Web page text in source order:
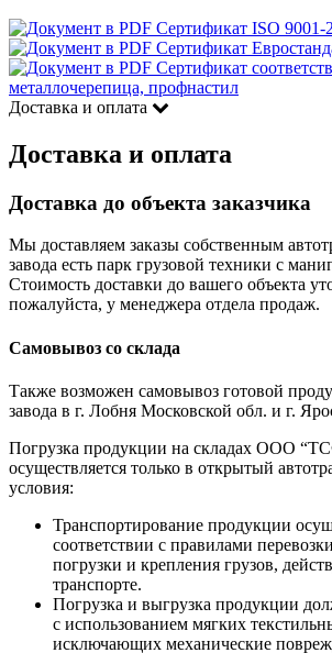
Сертификат ISO 9001-
Сертификат
Сертификат
металлочерепица, профнастил
Доставка и оплата
Доставка и оплата
Доставка до объекта заказчика
Мы доставляем заказы собственным
завода есть парк грузовой техники с
Стоимость доставки до вашего объекта
пожалуйста, у менеджера отдела продаж.
Самовывоз со склада
Также возможен самовывоз готовой
завода в г. Лобня Московской обл. и г.
Погрузка продукции на складах ООО
осуществляется только в открытый
условия:
Транспортирование продукции
соответствии с правилами
погрузки и крепления грузов,
транспорте.
Погрузка и выгрузка продукции
с использованием мягких
исключающих механические